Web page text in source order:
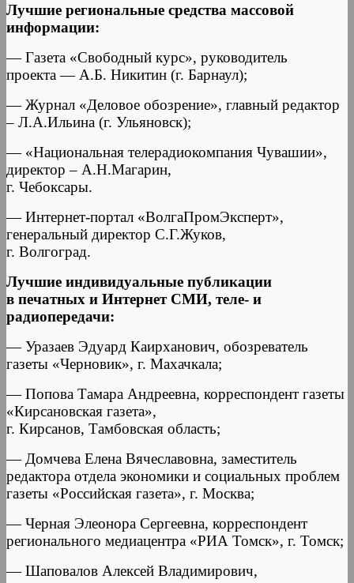
Лучшие региональные средства массовой
информации:
— Газета «Свободный курс», руководитель
проекта — А.Б. Никитин (г. Барнаул);
— Журнал «Деловое обозрение», главный редактор
– Л.А.Ильина (г. Ульяновск);
— «Национальная телерадиокомпания Чувашии»,
директор – А.Н.Магарин,
г. Чебоксары.
— Интернет-портал «ВолгаПромЭксперт»,
генеральный директор С.Г.Жуков,
г. Волгоград.
Лучшие индивидуальные публикации
в печатных и Интернет СМИ, теле- и
радиопередачи:
— Уразаев Эдуард Каирханович, обозреватель
газеты «Черновик», г. Махачкала;
— Попова Тамара Андреевна, корреспондент газеты
«Кирсановская газета»,
г. Кирсанов, Тамбовская область;
— Домчева Елена Вячеславовна, заместитель
редактора отдела экономики и социальных проблем
газеты «Российская газета», г. Москва;
— Черная Элеонора Сергеевна, корреспондент
регионального медиацентра «РИА Томск», г. Томск;
— Шаповалов Алексей Владимирович,